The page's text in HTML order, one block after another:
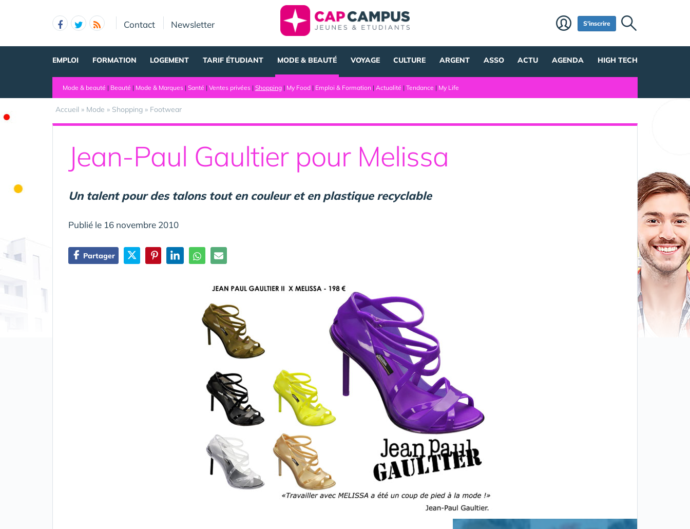
Contact Newsletter S'inscrire
EMPLOI FORMATION LOGEMENT TARIF ÉTUDIANT MODE & BEAUTÉ VOYAGE CULTURE ARGENT ASSO ACTU AGENDA HIGH TECH
Mode & beauté | Beauté | Mode & Marques | Santé | Ventes privées | Shopping | My Food | Emploi & Formation | Actualité | Tendance | My Life
Accueil » Mode » Shopping » Footwear
Jean-Paul Gaultier pour Melissa
Un talent pour des talons tout en couleur et en plastique recyclable
Publié le 16 novembre 2010
Partager